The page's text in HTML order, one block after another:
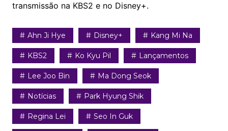
transmissão na KBS2 e no Disney+.
Ahn Ji Hye Disney+ Kang Mi Na
KBS2 Ko Kyu Pil Lançamentos
Lee Joo Bin Ma Dong Seok
Notícias Park Hyung Shik
Regina Lei Seo In Guk